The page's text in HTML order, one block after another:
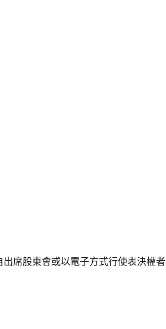
席股東會或以電子方式行使表決權者